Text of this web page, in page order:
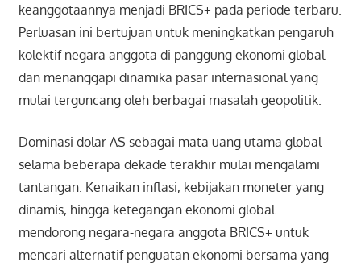
keanggotaannya menjadi BRICS+ pada periode terbaru.
Perluasan ini bertujuan untuk meningkatkan pengaruh
kolektif negara anggota di panggung ekonomi global
dan menanggapi dinamika pasar internasional yang
mulai terguncang oleh berbagai masalah geopolitik.
Dominasi dolar AS sebagai mata uang utama global
selama beberapa dekade terakhir mulai mengalami
tantangan. Kenaikan inflasi, kebijakan moneter yang
dinamis, hingga ketegangan ekonomi global
mendorong negara-negara anggota BRICS+ untuk
mencari alternatif penguatan ekonomi bersama yang